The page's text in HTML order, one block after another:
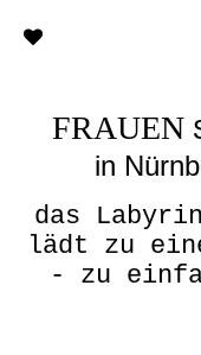
FRAUEN
in
das
lädt zu
- zu